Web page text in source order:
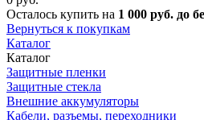
Осталось купить на 1 000 руб. до
Вернуться к покупкам
Каталог
Каталог
Защитные пленки
Защитные стекла
Внешние аккумуляторы
Кабели, разъемы, переходники